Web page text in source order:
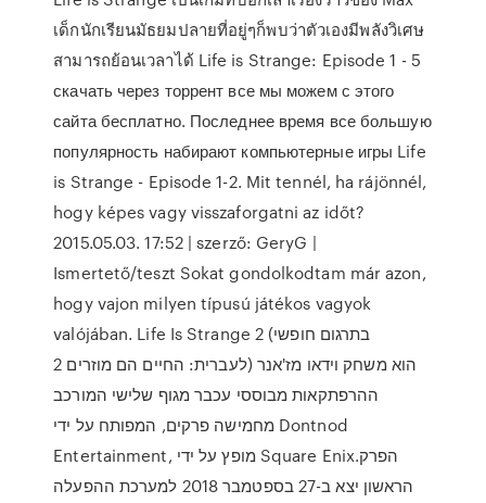
เด็กนักเรียนมัธยมปลายที่อยู่ๆก็พบว่าตัวเองมีพลังวิเศษ
สามารถย้อนเวลาได้ Life is Strange: Episode 1 - 5
скачать через торрент все мы можем с этого
сайта бесплатно. Последнее время все большую
популярность набирают компьютерные игры Life
is Strange - Episode 1-2. Mit tennél, ha rájönnél,
hogy képes vagy visszaforgatni az időt?
2015.05.03. 17:52 | szerző: GeryG |
Ismertető/teszt Sokat gondolkodtam már azon,
hogy vajon milyen típusú játékos vagyok
valójában. Life Is Strange 2 (בתרגום חופשי
לעברית: החיים הם מוזרים 2) הוא משחק וידאו מז'אנר
ההרפתקאות מבוססי עכבר מגוף שלישי המורכב
מחמישה פרקים, המפותח על ידי Dontnod
Entertainment, מופץ על ידי Square Enix.הפרק
הראשון יצא ב-27 בספטמבר 2018 למערכת ההפעלה